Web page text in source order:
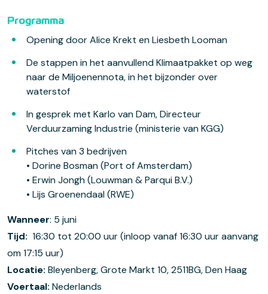
Programma
Opening door Alice Krekt en Liesbeth Looman
De stappen in het aanvullend Klimaatpakket op weg
naar de Miljoenennota, in het bijzonder over
waterstof
In gesprek met Karlo van Dam, Directeur
Verduurzaming Industrie (ministerie van KGG)
Pitches van 3 bedrijven
• Dorine Bosman (Port of Amsterdam)
• Erwin Jongh (Louwman & Parqui B.V.)
• Lijs Groenendaal (RWE)
Wanneer: 5 juni
Tijd: 16:30 tot 20:00 uur (inloop vanaf 16:30 uur aanvang
om 17:15 uur)
Locatie: Bleyenberg, Grote Markt 10, 2511BG, Den Haag
Voertaal: Nederlands